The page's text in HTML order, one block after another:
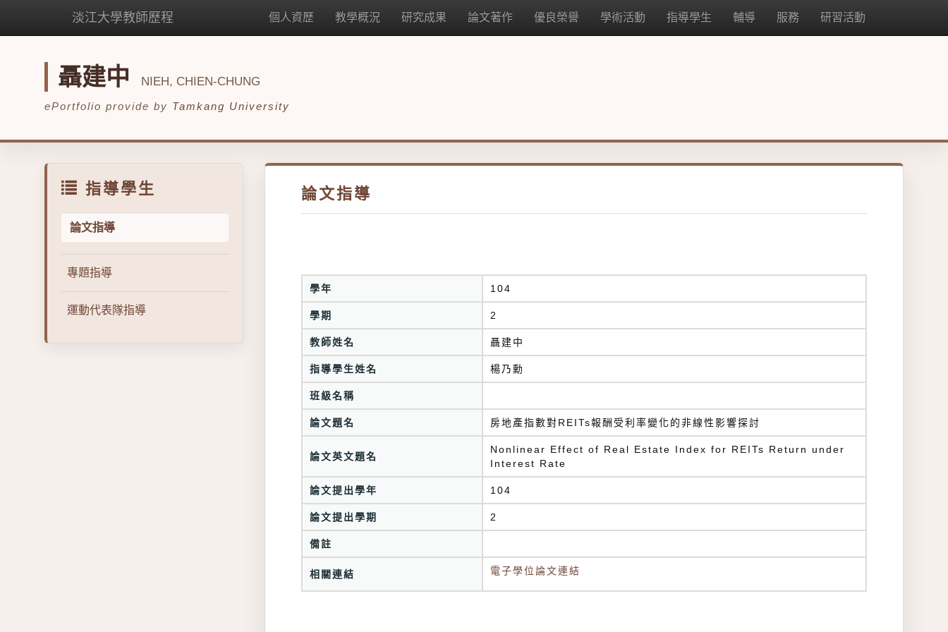
淡江大學教師歷程 個人資歷 教學概況 研究成果 論文著作 優良榮譽 學術活動 指導學生 輔導 服務 研習活動
聶建中 NIEH, CHIEN-CHUNG
ePortfolio provide by Tamkang University
指導學生
論文指導
專題指導
運動代表隊指導
論文指導
學年 104
學期 2
教師姓名 聶建中
指導學生姓名 楊乃勳
班級名稱
論文題名 房地產指數對REITs報酬受利率變化的非線性影響探討
論文英文題名
Nonlinear Effect of Real Estate Index for REITs Return under
Interest Rate
論文提出學年 104
論文提出學期 2
備註
相關連結 電子學位論文連結